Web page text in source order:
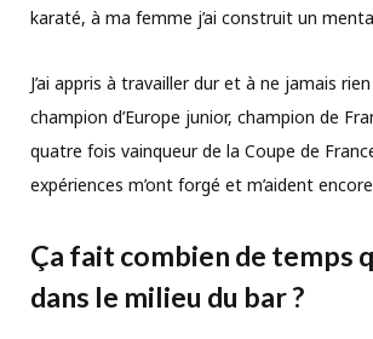
karaté, à ma femme j’ai construit un
J’ai appris à travailler dur et à ne jamais rien
champion d’Europe junior, champion de
quatre fois vainqueur de la Coupe de
expériences m’ont forgé et m’aident
Ça fait combien de temps
dans le milieu du bar ?